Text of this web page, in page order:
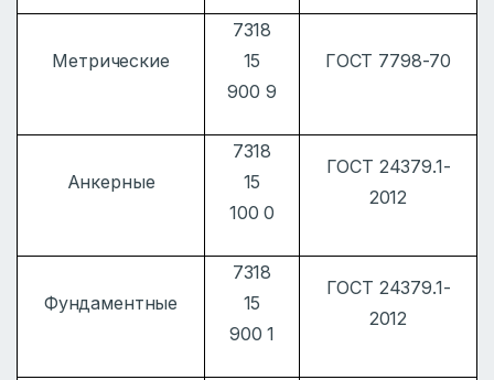
Метрические
7318
15
900 9
ГОСТ 7798-70
Анкерные
7318
15
100 0
ГОСТ 24379.1-
2012
Фундаментные
7318
15
900 1
ГОСТ 24379.1-
2012